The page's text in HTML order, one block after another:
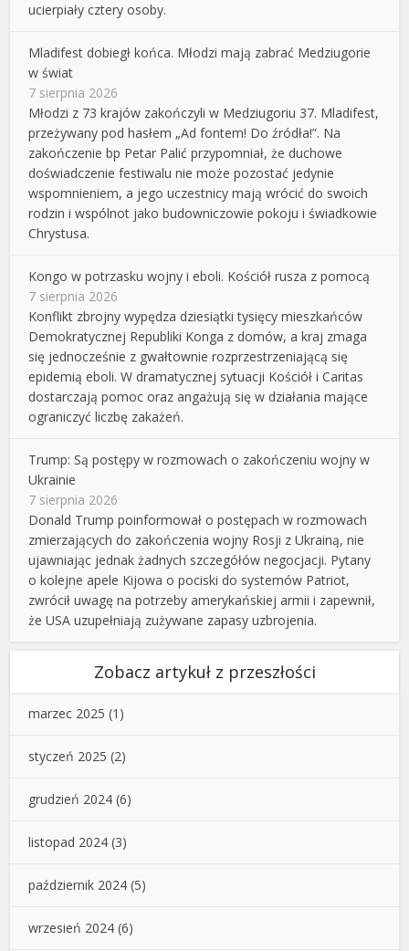
ucierpiały cztery osoby.
Mladifest dobiegł końca. Młodzi mają zabrać Medziugorie
w świat
7 sierpnia 2026
Młodzi z 73 krajów zakończyli w Medziugoriu 37. Mladifest,
przeżywany pod hasłem „Ad fontem! Do źródła!”. Na
zakończenie bp Petar Palić przypomniał, że duchowe
doświadczenie festiwalu nie może pozostać jedynie
wspomnieniem, a jego uczestnicy mają wrócić do swoich
rodzin i wspólnot jako budowniczowie pokoju i świadkowie
Chrystusa.
Kongo w potrzasku wojny i eboli. Kościół rusza z pomocą
7 sierpnia 2026
Konflikt zbrojny wypędza dziesiątki tysięcy mieszkańców
Demokratycznej Republiki Konga z domów, a kraj zmaga
się jednocześnie z gwałtownie rozprzestrzeniającą się
epidemią eboli. W dramatycznej sytuacji Kościół i Caritas
dostarczają pomoc oraz angażują się w działania mające
ograniczyć liczbę zakażeń.
Trump: Są postępy w rozmowach o zakończeniu wojny w
Ukrainie
7 sierpnia 2026
Donald Trump poinformował o postępach w rozmowach
zmierzających do zakończenia wojny Rosji z Ukrainą, nie
ujawniając jednak żadnych szczegółów negocjacji. Pytany
o kolejne apele Kijowa o pociski do systemów Patriot,
zwrócił uwagę na potrzeby amerykańskiej armii i zapewnił,
że USA uzupełniają zużywane zapasy uzbrojenia.
Zobacz artykuł z przeszłości
marzec 2025 (1)
styczeń 2025 (2)
grudzień 2024 (6)
listopad 2024 (3)
październik 2024 (5)
wrzesień 2024 (6)